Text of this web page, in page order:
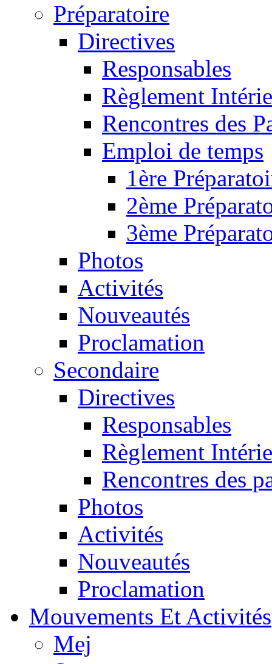
Préparatoire
Directives
Responsables
Règlement
Rencontres des
Emploi de temps
1ère
2ème
3ème
Photos
Activités
Nouveautés
Proclamation
Secondaire
Directives
Responsables
Règlement
Rencontres des
Photos
Activités
Nouveautés
Proclamation
Mouvements Et Activités
Mej